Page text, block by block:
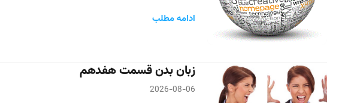
ادامه مطلب
زبان بدن قسمت هفدهم
2026-08-06